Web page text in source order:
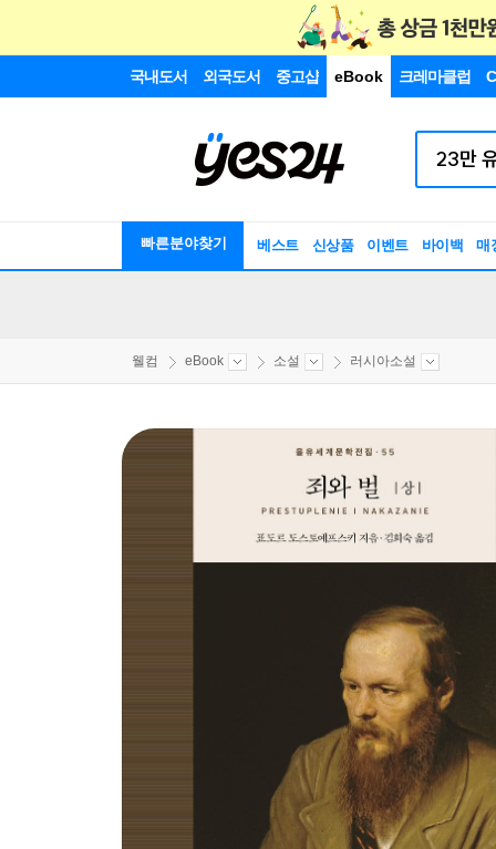
국내도서 외국도서 중고샵 eBook 크레마클럽
빠른분야찾기 베스트 신상품 이벤트 바이백 매
웰컴 eBook 소설 러시아소설